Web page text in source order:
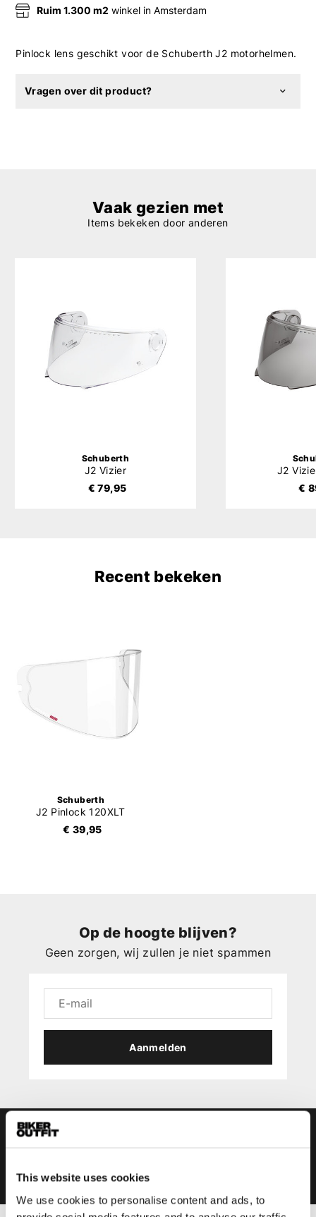
This website uses cookies
We use cookies to personalise content and ads, to
Ruim 1.300 m2 winkel in Amsterdam
Pinlock lens geschikt voor de Schuberth J2 motorhelmen.
Vragen over dit product?
Vaak gezien met
Items bekeken door anderen
Schuberth
J2 Vizier
€ 79,95
J2
€
Recent bekeken
Schuberth
J2 Pinlock 120XLT
€ 39,95
Op de hoogte blijven?
Geen zorgen, wij zullen je niet spammen
Aanmelden